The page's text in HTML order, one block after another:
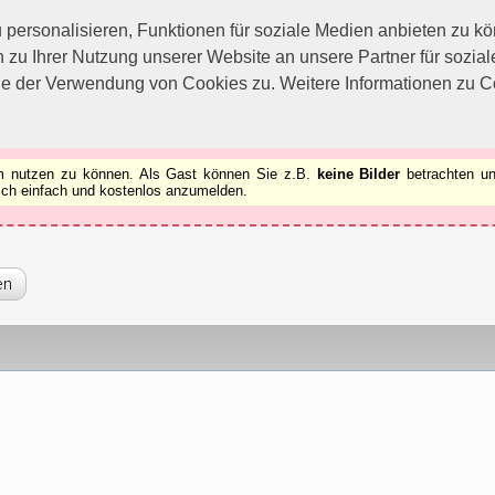
Funktionen für soziale Medien anbieten zu
Ihrer Nutzung unserer Website an unsere Partner für
der Verwendung von Cookies zu. Weitere Informationen zu
zu können.
nutzen zu können. Als Gast können Sie z.B. keine Bilder betrachten
einfach und kostenlos anzumelden.